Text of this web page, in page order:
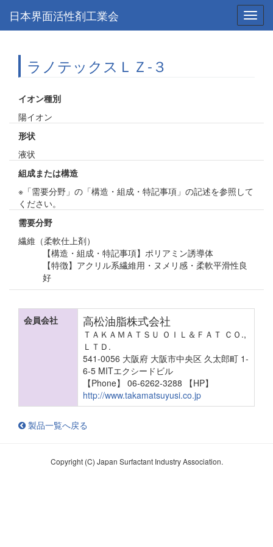
日本界面活性剤工業会
ラノテックスＬＺ-３
イオン種別
陽イオン
形状
液状
組成または構造
※「需要分野」の「構造・組成・特記事項」の記述を参照して
ください。
需要分野
繊維（柔軟仕上剤）
【構造・組成・特記事項】ポリアミン誘導体
【特徴】アクリル系繊維用・ヌメリ感・柔軟平滑性良
好
会員会社 高松油脂株式会社
ＴＡＫＡＭＡＴＳＵ ＯＩＬ＆ＦＡＴ ＣＯ.,
ＬＴＤ.
541-0056 大阪府 大阪市中央区 久太郎町 1-
6-5 MITエクシードビル
【Phone】 06-6262-3288
【HP】
http://www.takamatsuyusi.co.jp
製品一覧へ戻る
Copyright (C) Japan Surfactant Industry Association.